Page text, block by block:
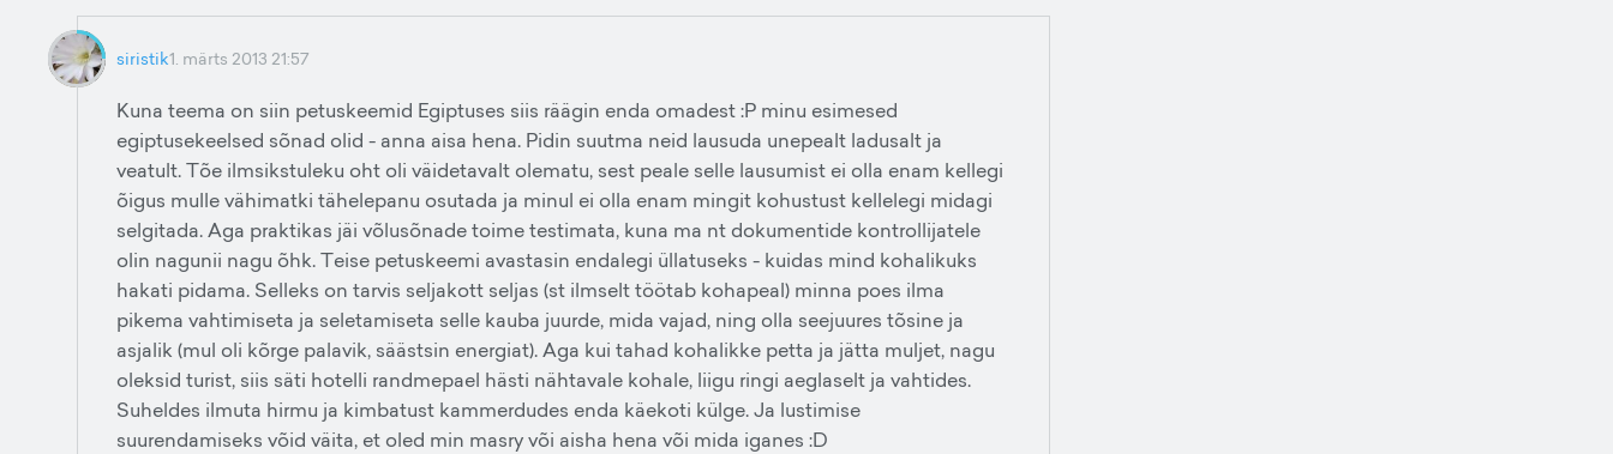
siristik1. märts 2013 21:57
Kuna teema on siin petuskeemid Egiptuses siis räägin enda omadest :P minu esimesed
egiptusekeelsed sõnad olid - anna aisa hena. Pidin suutma neid lausuda unepealt ladusalt ja
veatult. Tõe ilmsikstuleku oht oli väidetavalt olematu, sest peale selle lausumist ei olla enam kellegi
õigus mulle vähimatki tähelepanu osutada ja minul ei olla enam mingit kohustust kellelegi midagi
selgitada. Aga praktikas jäi võlusõnade toime testimata, kuna ma nt dokumentide kontrollijatele
olin nagunii nagu õhk. Teise petuskeemi avastasin endalegi üllatuseks - kuidas mind kohalikuks
hakati pidama. Selleks on tarvis seljakott seljas (st ilmselt töötab kohapeal) minna poes ilma
pikema vahtimiseta ja seletamiseta selle kauba juurde, mida vajad, ning olla seejuures tõsine ja
asjalik (mul oli kõrge palavik, säästsin energiat). Aga kui tahad kohalikke petta ja jätta muljet, nagu
oleksid turist, siis säti hotelli randmepael hästi nähtavale kohale, liigu ringi aeglaselt ja vahtides.
Suheldes ilmuta hirmu ja kimbatust kammerdudes enda käekoti külge. Ja lustimise
suurendamiseks võid väita, et oled min masry või aisha hena või mida iganes :D